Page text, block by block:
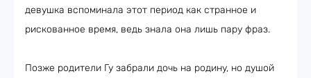
девушка вспоминала этот период как странное и
рискованное время, ведь знала она лишь пару фраз.
Позже родители Гу забрали дочь на родину, но душой